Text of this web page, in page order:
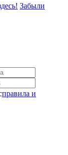
Забыли
правила и